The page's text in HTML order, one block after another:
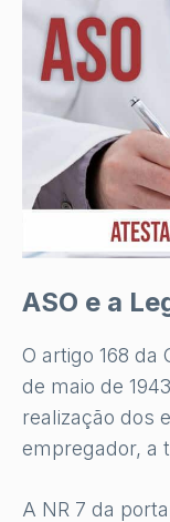
ASO e a
O artigo 168 da
de maio de
realização dos
empregador, a
A NR 7 da